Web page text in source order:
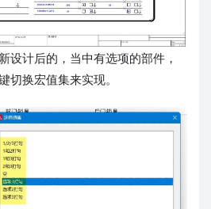
设计后的，当中有选项的部件，
切换宏值集来实现​。